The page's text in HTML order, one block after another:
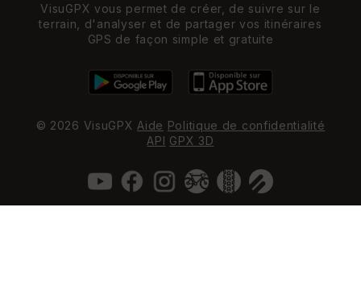
VisuGPX vous permet de créer, de suivre sur le
terrain, d'analyser et de partager vos itinéraires
GPS de façon simple et gratuite
© 2026 VisuGPX Aide Politique de confidentialité
API GPX 3D